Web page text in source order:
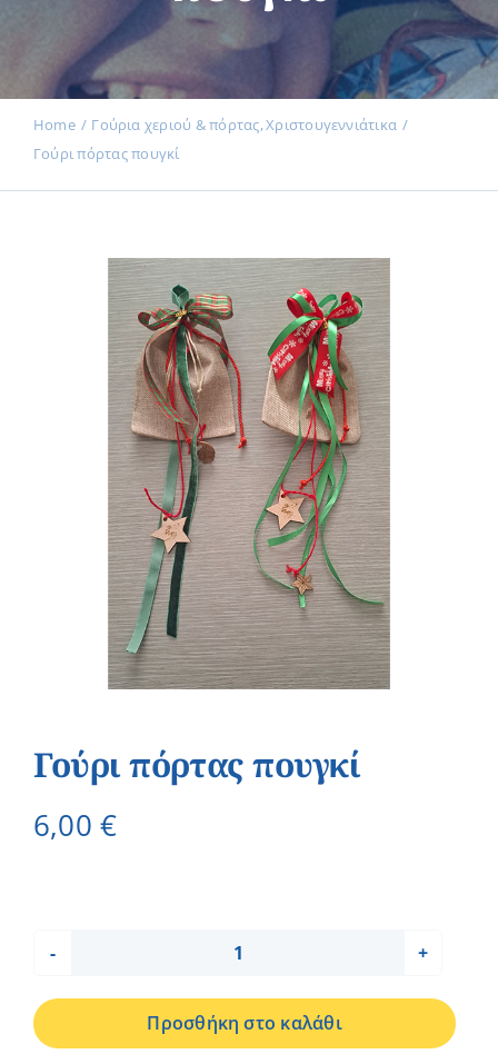
Εκδηλώσεις
Προϊόντα
Επικοινωνία
Εισφορές
Home Γούρια χεριού & πόρτας Χριστουγεννιάτικα
Γούρι πόρτας πουγκί
Γούρι πόρτας πουγκί
6,00€
πόρτας
πουγκί
Προσθήκη στο καλάθι